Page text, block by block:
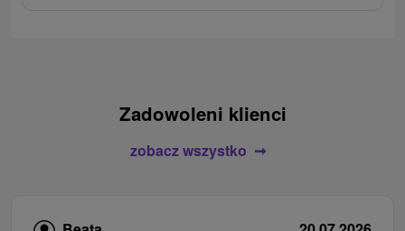
Zadowoleni klienci
zobacz wszystko